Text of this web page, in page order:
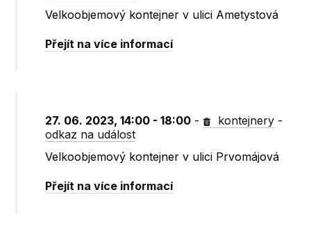
Velkoobjemový kontejner v ulici Ametystová
Přejít na více informací
27. 06. 2023, 14:00 - 18:00 - kontejnery -
odkaz na událost
Velkoobjemový kontejner v ulici Prvomájová
Přejít na více informací